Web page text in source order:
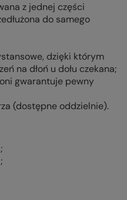
z jednej części
do samego
dzięki którym
na dłoń u dołu czekana;
gwarantuje pewny
(dostępne oddzielnie).